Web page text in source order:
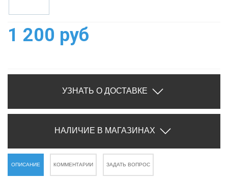
1 200 руб
УЗНАТЬ О ДОСТАВКЕ
НАЛИЧИЕ В МАГАЗИНАХ
ОПИСАНИЕ КОММЕНТАРИИ ЗАДАТЬ ВОПРОС